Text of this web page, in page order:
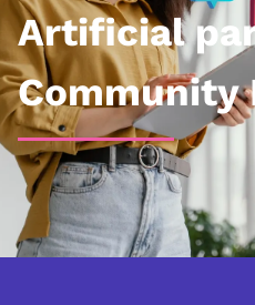
Artificial
Community